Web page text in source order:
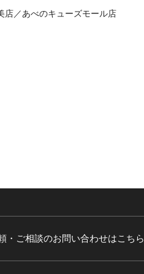
店／あべのキューズモール店
・ご相談のお問い合わせはこちら